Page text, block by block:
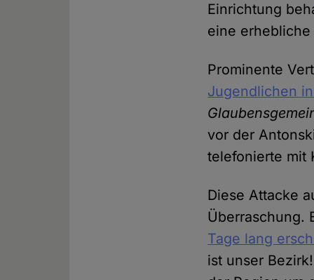
Einrichtung
eine
Prominente
Jugendlichen
vor der
telefonierte mit
Diese Attacke
Überraschung.
Tage lang
ist unser